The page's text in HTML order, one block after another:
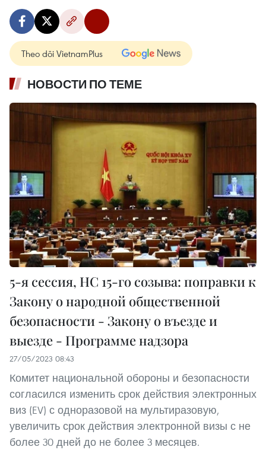
Theo dõi VietnamPlus
НОВОСТИ ПО ТЕМЕ
5-я сессия, НС 15-го созыва: поправки к
Закону о народной общественной
безопасности - Закону о въезде и
выезде - Программе надзора
27/05/2023 08:43
Комитет национальной обороны и безопасности
согласился изменить срок действия электронных
виз (EV) с одноразовой на мультиразовую,
увеличить срок действия электронной визы с не
более 30 дней до не более 3 месяцев.